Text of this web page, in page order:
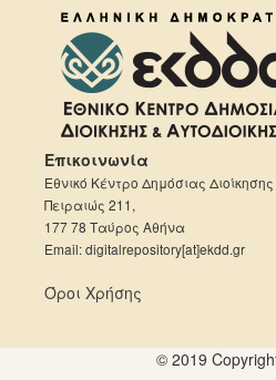
Επικοινωνία
Εθνικό Κέντρο Δημόσιας Διοίκησης
Πειραιώς 211,
177 78 Ταύρος Αθήνα
Email: digitalrepository[at]ekdd.gr
Όροι Χρήσης
© 2019